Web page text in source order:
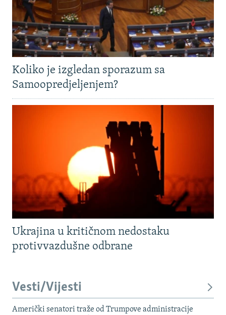
Koliko je izgledan sporazum sa
Samoopredjeljenjem?
Ukrajina u kritičnom nedostaku
protivvazdušne odbrane
Vesti/Vijesti
Američki senatori traže od Trumpove administracije